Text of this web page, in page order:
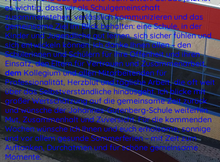
es wichtig, dass wir als Schulgemeinschaft
zusammenstehen, verlässlich kommunizieren und das
gemeinsame Ziel im Blick behalten: eine Schule, in der
Kinder und Jugendliche gut lernen, sich sicher fühlen und
sich entwickeln können. Ich danke Ihnen allen – den
Schülerinnen und Schülern für ihre Offenheit und ihren
Einsatz, den Eltern für Vertrauen und Zusammenarbeit,
dem Kollegium und allen Mitarbeitenden für
Professionalität, Herzblut und tägliche Arbeit, die oft weit
über das Selbstverständliche hinausgeht. Ich blicke mit
großer Wertschätzung auf die gemeinsame Zeit zurück
und wünsche der Johannes-Gutenberg-Schule weiterhin
Mut, Zusammenhalt und Zuversicht. Für die kommenden
Wochen wünsche ich Ihnen und euch erholsame, sonnige
und vor allem gesunde Sommerferien – mit Zeit zum
Auftanken, Durchatmen und für schöne gemeinsame
Momente.